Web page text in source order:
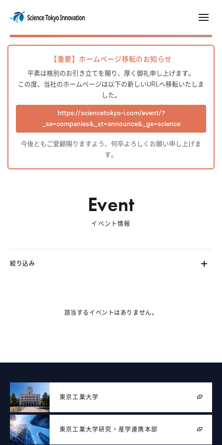
【重要】ホームページ移転のお知らせ
平素は格別のお引き立てを賜り、厚く御礼申し上げます。
この度、当社のホームページは以下の新しいURLへ移転いたしま
した。
https://sciencetokyo-i.com/event/?
_se=companies&_st=announce&_ge=science
今後ともご愛顧賜りますよう、何卒よろしくお願い申し上げま
す。
Event
イベント情報
絞り込み
該当するイベントはありません。
東京工業大学
東京工業大学研究・産学連携本部